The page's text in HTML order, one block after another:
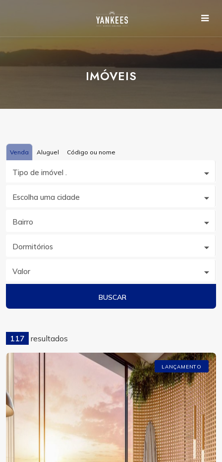
IMÓVEIS
Venda Aluguel Código ou nome
Tipo de imóvel .
Escolha uma cidade
Bairro
Dormitórios
Valor
BUSCAR
117 resultados
LANÇAMENTO